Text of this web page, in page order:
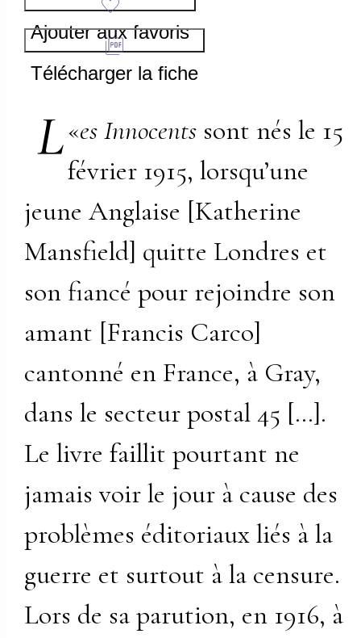
Ajouter aux favoris
Télécharger la fiche
«
L es Innocentssont nés le 15
février 1915, lorsqu’une
jeune Anglaise [Katherine
Mansfield] quitte Londres et
son fiancé pour rejoindre son
amant [Francis Carco]
cantonné en France, à Gray,
dans le secteur postal 45 […].
Le livre faillit pourtant ne
jamais voir le jour à cause des
problèmes éditoriaux liés à la
guerre et surtout à la censure.
Lors de sa parution, en 1916, à